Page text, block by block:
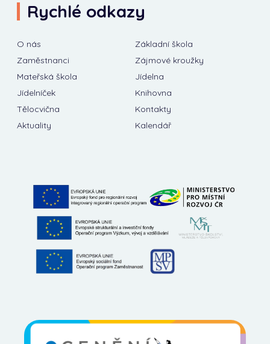
Rychlé odkazy
O nás
Základní škola
Zaměstnanci
Zájmové kroužky
Mateřská škola
Jídelna
Jídelníček
Knihovna
Tělocvična
Kontakty
Aktuality
Kalendář